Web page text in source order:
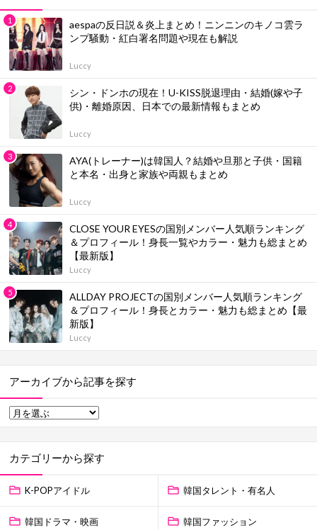
aespaの反日説＆炎上まとめ！ニンニンのキノコ雲ラ
ンプ騒動・紅白署名問題や現在も解説
Luccy
シン・ドンホの現在！U-KISS脱退理由・結婚(嫁や子
供)・離婚原因、日本での最新情報もまとめ
Luccy
AYA(トレーナー)は韓国人？結婚や旦那と子供・国籍
と本名・出身と家族や両親もまとめ
Luccy
CLOSE YOUR EYESの国別メンバー人気順ランキング
＆プロフィール！身長一覧やカラー・魅力も総まとめ
【最新版】
Luccy
ALLDAY PROJECTの国別メンバー人気順ランキング
＆プロフィール！身長とカラー・魅力も総まとめ【最
新版】
Luccy
アーカイブから記事を探す
カテゴリーから探す
K-POPアイドル 韓国タレント・有名人
韓国ドラマ・映画 韓国ファッション